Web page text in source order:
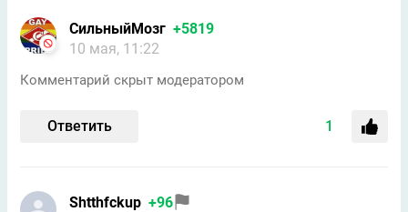
СильныйМозг +5819
10 мая, 11:22
Комментарий скрыт модератором
Ответить 1
Shtthfckup +96